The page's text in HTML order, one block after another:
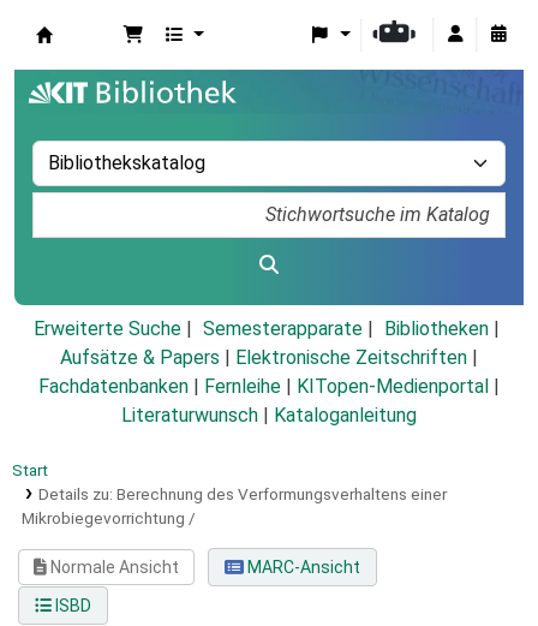
Erweiterte Suche Semesterapparate
Bibliotheken
Aufsätze & Papers
Elektronische Zeitschriften
Fachdatenbanken
Fernleihe KITopen-Medienportal
Literaturwunsch
Kataloganleitung
Start
Details zu: Berechnung des Verformungsverhaltens einer
Mikrobiegevorrichtung /
Normale Ansicht
MARC-Ansicht
ISBD